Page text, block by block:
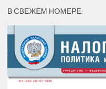
В СВЕЖЕМ НОМЕРЕ: